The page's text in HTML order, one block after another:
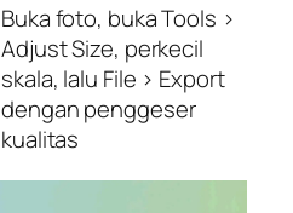
Buka foto, buka Tools >
Adjust Size, perkecil
skala, lalu File > Export
dengan penggeser
kualitas